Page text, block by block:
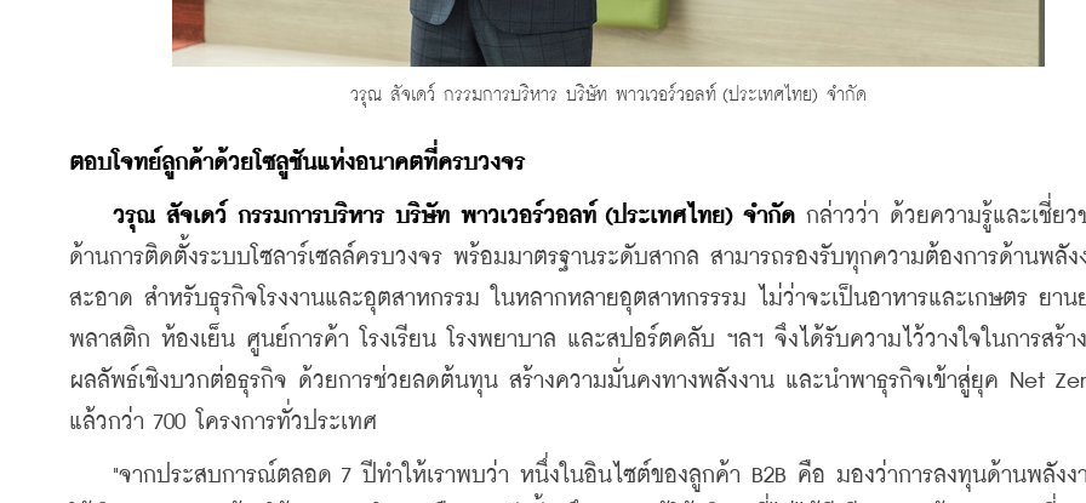
​วรุณ สัจเดว์ กรรมการบริหาร บริษัท พาวเวอร์วอลท์ (ประเทศไทย) จํากัด
​ตอบโจทย์ลูกค้าด้วยโซลูชันแห่งอนาคตที่ครบวงจร
วรุณ สัจเดว์ กรรมการบริหาร บริษัท พาวเวอร์วอลท์ (ประเทศไทย) จํากัด กล่าวว่า ด้วยความรู้และเชี่ย
ด้านการติดตั้งระบบโซลาร์เซลล์ครบวงจร พร้อมมาตรฐานระดับสากล สามารถรองรับทุกความต้องการด้านพลัง
สะอาด สำหรับธุรกิจโรงงานและอุตสาหกรรม ในหลากหลายอุตสาหกรรรม ไม่ว่าจะเป็นอาหารและเกษตร ยาน
พลาสติก ห้องเย็น ศูนย์การค้า โรงเรียน โรงพยาบาล และสปอร์ตคลับ ฯลฯ จึงได้รับความไว้วางใจในการสร้าง
ผลลัพธ์เชิงบวกต่อธุรกิจ ด้วยการช่วยลดต้นทุน สร้างความมั่นคงทางพลังงาน และนำพาธุรกิจเข้าสู่ยุค Net
แล้วกว่า 700 โครงการทั่วประเทศ
"จากประสบการณ์ตลอด 7 ปีทำให้เราพบว่า หนึ่งในอินไซต์ของลูกค้า B2B คือ มองว่าการลงทุนด้านพลังง